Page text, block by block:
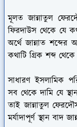
মূলত জান্নাতুল
ফিরদাউস থেকে যে
অর্থে জান্নাত
কথাটি গ্রিক শব্দ
সাধারণ ইসলামিক
সব থেকে দামি যে
তাই জান্নাতুল
মর্যাদাপূর্ণ স্থান বাদ